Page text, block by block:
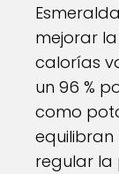
mejorar
calorías
un 96 %
como
equilibran
regular la